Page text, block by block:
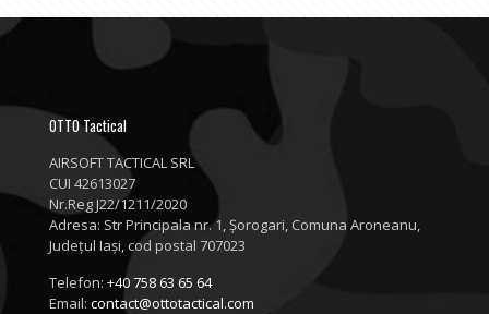
OTTO Tactical
AIRSOFT TACTICAL SRL
CUI 42613027
Nr.Reg J22/1211/2020
Adresa: Str Principala nr. 1, Șorogari, Comuna Aroneanu,
Județul Iași, cod postal 707023
Telefon: +40 758 63 65 64
Email: contact@ottotactical.com